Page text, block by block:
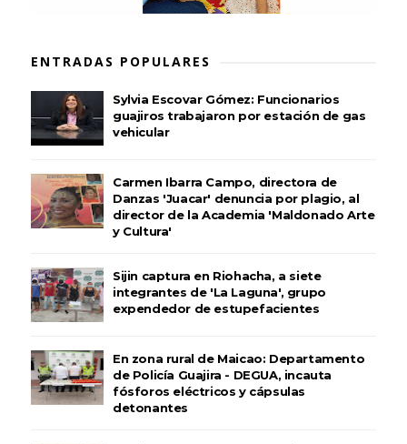
ENTRADAS POPULARES
Sylvia Escovar Gómez: Funcionarios
guajiros trabajaron por estación de gas
vehicular
Carmen Ibarra Campo, directora de
Danzas 'Juacar' denuncia por plagio, al
director de la Academia 'Maldonado Arte
y Cultura'
Sijin captura en Riohacha, a siete
integrantes de 'La Laguna', grupo
expendedor de estupefacientes
En zona rural de Maicao: Departamento
de Policía Guajira - DEGUA, incauta
fósforos eléctricos y cápsulas
detonantes